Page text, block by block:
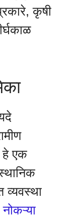
कृषी
हे एक
व्यवस्था
नोकऱ्या